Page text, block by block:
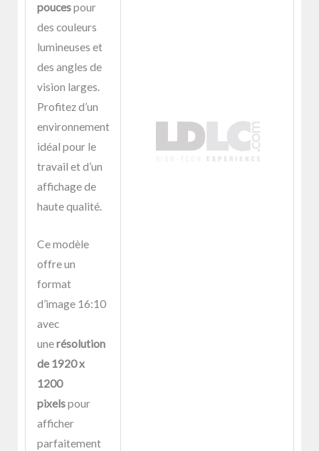
poucespour
des couleurs
lumineuses et
des angles de
vision larges.
Profitez d’un
environnement
idéal pour le
travail et d’un
affichage de
haute qualité.
Ce modèle
offre un
format
d’image 16:10
avec
unerésolution
de 1920 x
1200
pixelspour
afficher
parfaitement